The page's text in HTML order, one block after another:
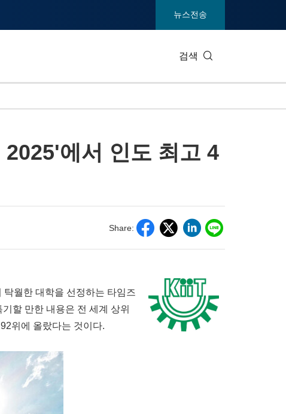
뉴스전송
검색
엔터테인먼트 및 미디어
에서 인도 최고 4
Share:
월한 대학을 선정하는 타임즈
할 만한 내용은 전 세계 상위
위에 올랐다는 것이다.